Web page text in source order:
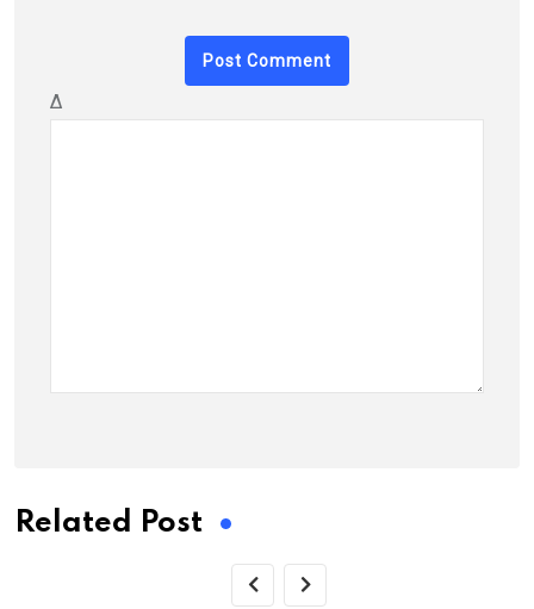
Δ
Related Post